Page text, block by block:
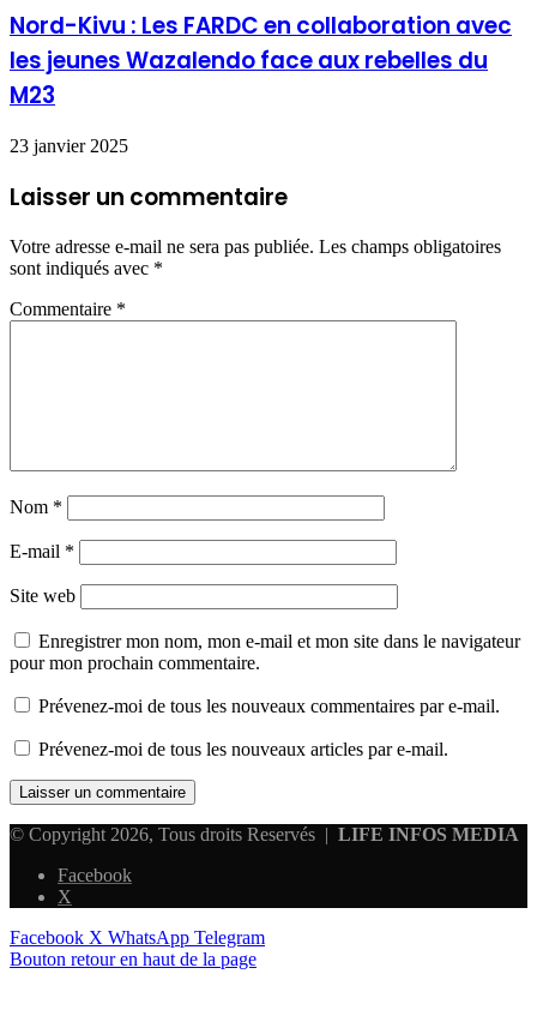
Nord-Kivu : Les FARDC en collaboration avec
les jeunes Wazalendo face aux rebelles du
M23
23 janvier 2025
Laisser un commentaire
Votre adresse e-mail ne sera pas publiée. Les champs obligatoires
sont indiqués avec *
Commentaire *
Nom *
E-mail *
Site web
Enregistrer mon nom, mon e-mail et mon site dans le navigateur
pour mon prochain commentaire.
Prévenez-moi de tous les nouveaux commentaires par e-mail.
Prévenez-moi de tous les nouveaux articles par e-mail.
© Copyright 2026, Tous droits Reservés | LIFE INFOS MEDIA
Facebook
X
Facebook X WhatsApp Telegram
Bouton retour en haut de la page